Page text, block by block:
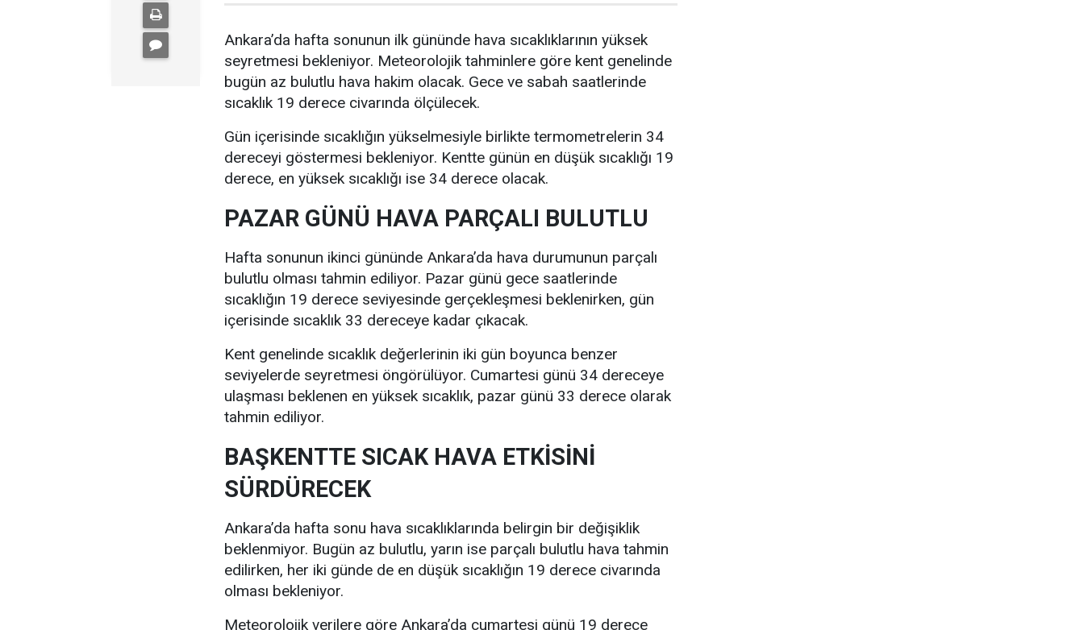
Ankara’da hafta sonunun ilk gününde hava sıcaklıklarının yüksek
seyretmesi bekleniyor. Meteorolojik tahminlere göre kent genelinde
bugün az bulutlu hava hakim olacak. Gece ve sabah saatlerinde
sıcaklık 19 derece civarında ölçülecek.
Gün içerisinde sıcaklığın yükselmesiyle birlikte termometrelerin 34
dereceyi göstermesi bekleniyor. Kentte günün en düşük sıcaklığı 19
derece, en yüksek sıcaklığı ise 34 derece olacak.
PAZAR GÜNÜ HAVA PARÇALI BULUTLU
Hafta sonunun ikinci gününde Ankara’da hava durumunun parçalı
bulutlu olması tahmin ediliyor. Pazar günü gece saatlerinde
sıcaklığın 19 derece seviyesinde gerçekleşmesi beklenirken, gün
içerisinde sıcaklık 33 dereceye kadar çıkacak.
Kent genelinde sıcaklık değerlerinin iki gün boyunca benzer
seviyelerde seyretmesi öngörülüyor. Cumartesi günü 34 dereceye
ulaşması beklenen en yüksek sıcaklık, pazar günü 33 derece olarak
tahmin ediliyor.
BAŞKENTTE SICAK HAVA ETKİSİNİ
SÜRDÜRECEK
Ankara’da hafta sonu hava sıcaklıklarında belirgin bir değişiklik
beklenmiyor. Bugün az bulutlu, yarın ise parçalı bulutlu hava tahmin
edilirken, her iki günde de en düşük sıcaklığın 19 derece civarında
olması bekleniyor.
Meteorolojik verilere göre Ankara’da cumartesi günü 19 derece